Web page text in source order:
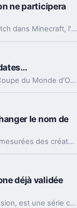
ne participera
Après avoir supprimé des références à Notch dans Minecraft, l'éditeur américain Microsoft prend de plus en plus ses distances avec le créateur du célèbre bac à sable.
Blizzard va une nouvelle fois organiser la Coupe du Monde d'Overwatch et des équipes du monde entier vont pouvoir s'affronter sans répit. La question que l'on se posait tous, c'était : quand ?
le nom de
La console surpuissante aux ambitions démesurées des créateurs de Project CARS ne pourra pas être commercialisée sous le nom de Mad Box.
déjà validée
The Twilight Zone, ou La Quatrième Dimension, est une série culte pour les amateurs du genre. La série a eu droit à reboot tout récemment. Et une deuxième saison vient d'être commandée.